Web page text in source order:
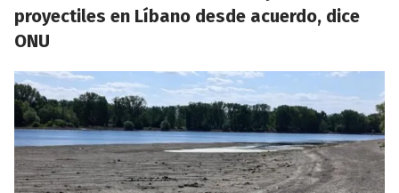
proyectiles en Líbano desde acuerdo, dice
ONU